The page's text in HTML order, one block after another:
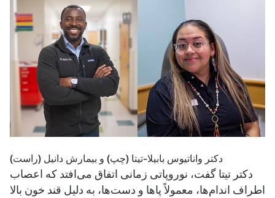
دکتر واناتیوس بابیلا-تیتا (چپ) و بیمارش دانیل (راست)
دکتر تیتا گفت، نوروپاتی زمانی اتفاق می‌افتد که اعصاب
اطراف اندام‌ها، معمولاً پاها و دست‌ها، به دلیل قند خون بالا